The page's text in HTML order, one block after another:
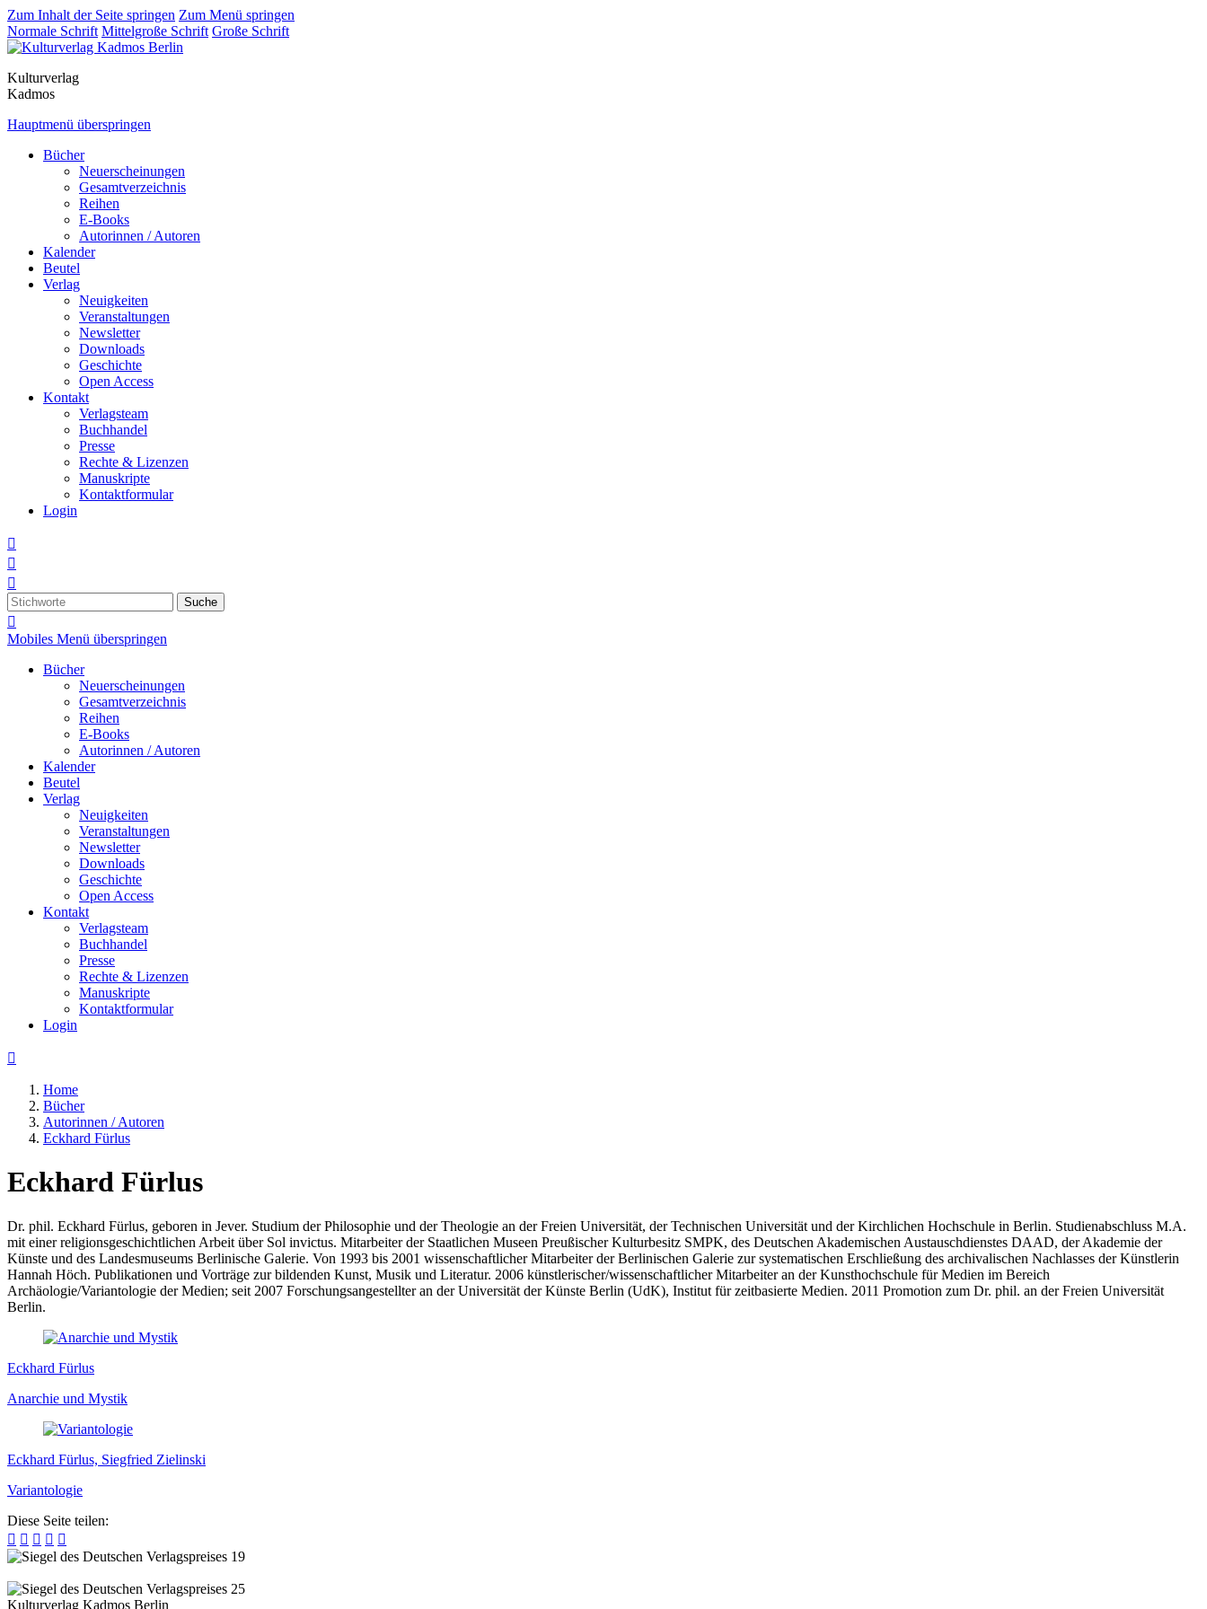
Zum Inhalt der Seite springen Zum Menü springen
Normale Schrift Mittelgroße Schrift Große Schrift
Kulturverlag
Kadmos
Hauptmenü überspringen
Bücher
Neuerscheinungen
Gesamtverzeichnis
Reihen
E-Books
Autorinnen / Autoren
Kalender
Beutel
Verlag
Neuigkeiten
Veranstaltungen
Newsletter
Downloads
Geschichte
Open Access
Kontakt
Verlagsteam
Buchhandel
Presse
Rechte & Lizenzen
Manuskripte
Kontaktformular
Login



Suche

Mobiles Menü überspringen
Bücher
Neuerscheinungen
Gesamtverzeichnis
Reihen
E-Books
Autorinnen / Autoren
Kalender
Beutel
Verlag
Neuigkeiten
Veranstaltungen
Newsletter
Downloads
Geschichte
Open Access
Kontakt
Verlagsteam
Buchhandel
Presse
Rechte & Lizenzen
Manuskripte
Kontaktformular
Login

Home
Bücher
Autorinnen / Autoren
Eckhard Fürlus
Eckhard Fürlus
Dr. phil. Eckhard Fürlus, geboren in Jever. Studium der Philosophie und der Theologie an der Freien Universität, der Technischen Universität und der Kirchlichen Hochschule in Berlin. Studienabschluss M.A.
mit einer religionsgeschichtlichen Arbeit über Sol invictus. Mitarbeiter der Staatlichen Museen Preußischer Kulturbesitz SMPK, des Deutschen Akademischen Austauschdienstes DAAD, der Akademie der
Künste und des Landesmuseums Berlinische Galerie. Von 1993 bis 2001 wissenschaftlicher Mitarbeiter der Berlinischen Galerie zur systematischen Erschließung des archivalischen Nachlasses der Künstlerin
Hannah Höch. Publikationen und Vorträge zur bildenden Kunst, Musik und Literatur. 2006 künstlerischer/wissenschaftlicher Mitarbeiter an der Kunsthochschule für Medien im Bereich
Archäologie/Variantologie der Medien; seit 2007 Forschungsangestellter an der Universität der Künste Berlin (UdK), Institut für zeitbasierte Medien. 2011 Promotion zum Dr. phil. an der Freien Universität
Berlin.
Eckhard Fürlus
Anarchie und Mystik
Eckhard Fürlus, Siegfried Zielinski
Variantologie
Diese Seite teilen:
    
Kulturverlag Kadmos Berlin